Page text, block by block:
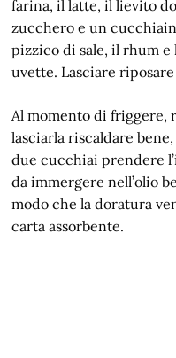
farina, il latte, il lievito
zucchero e un
pizzico di sale, il rhum
uvette. Lasciare
Al momento di friggere,
lasciarla riscaldare
due cucchiai prendere
da immergere nell’olio
modo che la doratura
carta assorbente.